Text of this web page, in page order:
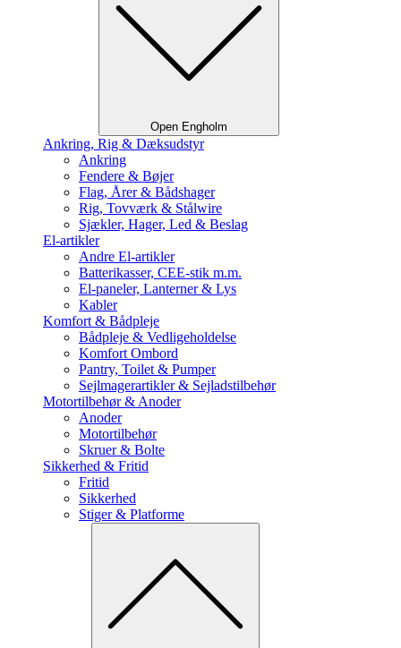
Open Engholm
Ankring, Rig & Dæksudstyr
Ankring
Fendere & Bøjer
Flag, Årer & Bådshager
Rig, Tovværk & Stålwire
Sjækler, Hager, Led & Beslag
El-artikler
Andre El-artikler
Batterikasser, CEE-stik m.m.
El-paneler, Lanterner & Lys
Kabler
Komfort & Bådpleje
Bådpleje & Vedligeholdelse
Komfort Ombord
Pantry, Toilet & Pumper
Sejlmagerartikler & Sejladstilbehør
Motortilbehør & Anoder
Anoder
Motortilbehør
Skruer & Bolte
Sikkerhed & Fritid
Fritid
Sikkerhed
Stiger & Platforme